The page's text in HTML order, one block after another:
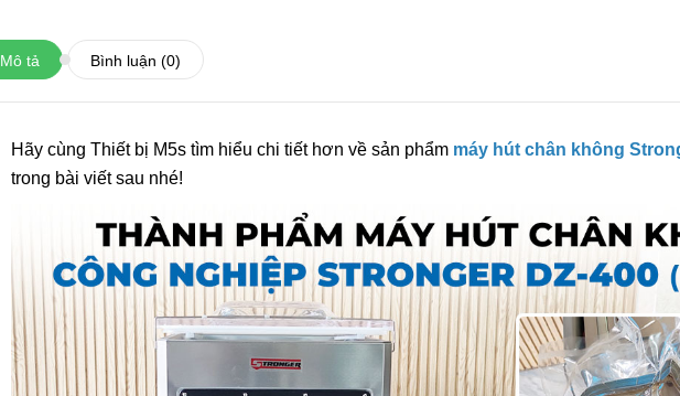
Mô tả Bình luận (0)
Hãy cùng Thiết bị M5s tìm hiểu chi tiết hơn về sản phẩm máy hút chân không
trong bài viết sau nhé!
Động TDFJ-160 Inox
13.700.000đ
Chọn sản phẩm